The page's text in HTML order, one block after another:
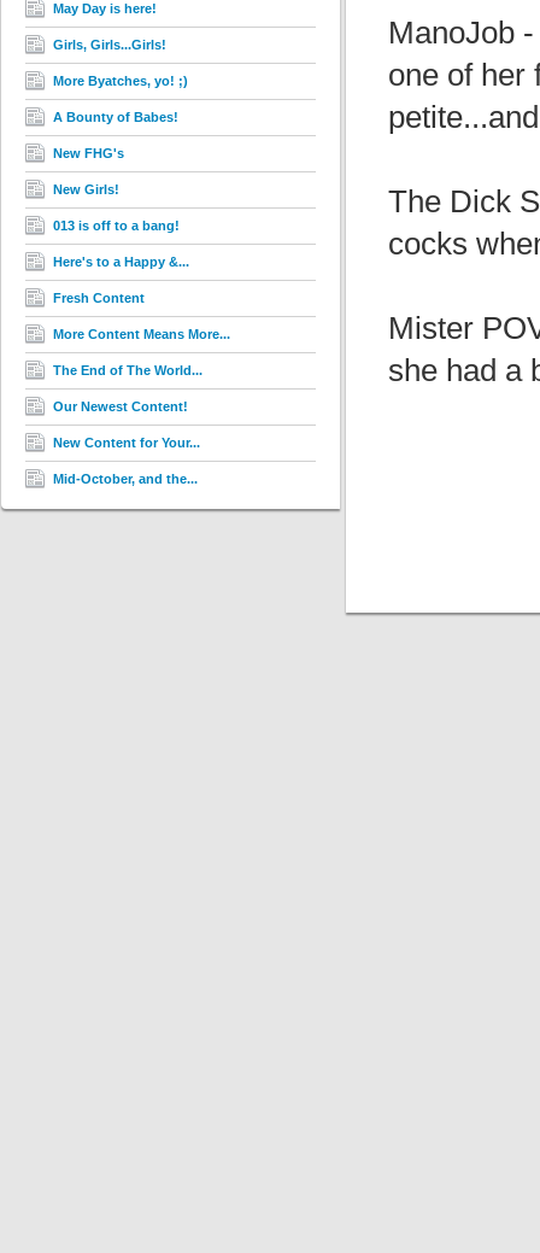
May Day is here!
Girls, Girls...Girls!
More Byatches, yo! ;)
A Bounty of Babes!
New FHG's
New Girls!
013 is off to a bang!
Here's to a Happy &...
Fresh Content
More Content Means More...
The End of The World...
Our Newest Content!
New Content for Your...
Mid-October, and the...
ManoJob
one of her
The Dick
cocks
Mister
she had a